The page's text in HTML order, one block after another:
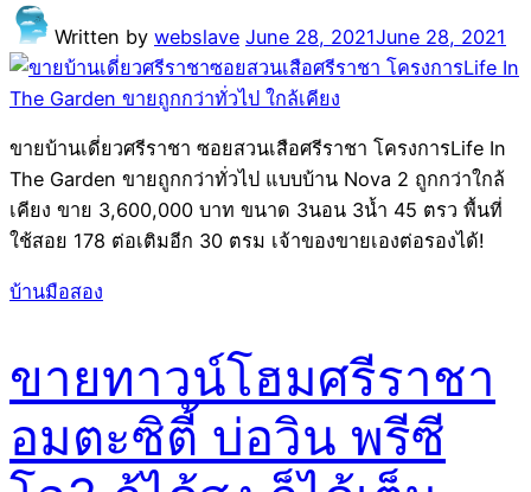
Written by webslave June 28, 2021June 28, 2021
ขายบ้านเดี่ยวศรีราชา ซอยสวนเสือศรีราชา โครงการLife In
The Garden ขายถูกกว่าทั่วไป แบบบ้าน Nova 2 ถูกกว่าใกล้
เคียง ขาย 3,600,000 บาท ขนาด 3นอน 3น้ำ 45 ตรว พื้นที่
ใช้สอย 178 ต่อเติมอีก 30 ตรม เจ้าของขายเองต่อรองได้!
บ้านมือสอง
ขายทาวน์โฮมศรีราชา
อมตะซิตี้ บ่อวิน พรีซี